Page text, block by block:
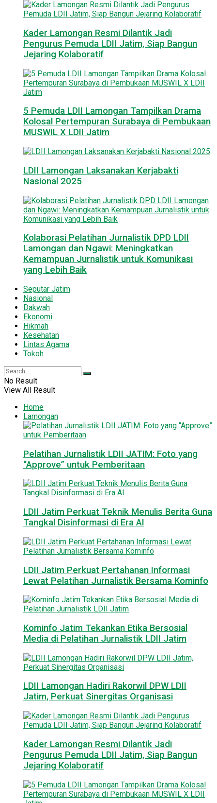
Kader Lamongan Resmi Dilantik Jadi
Pengurus Pemuda LDII Jatim, Siap Bangun
Jejaring Kolaboratif
5 Pemuda LDII Lamongan Tampilkan Drama
Kolosal Pertempuran Surabaya di Pembukaan
MUSWIL X LDII Jatim
LDII Lamongan Laksanakan Kerjabakti
Nasional 2025
Kolaborasi Pelatihan Jurnalistik DPD LDII
Lamongan dan Ngawi: Meningkatkan
Kemampuan Jurnalistik untuk Komunikasi
yang Lebih Baik
Seputar Jatim
Nasional
Dakwah
Ekonomi
Hikmah
Kesehatan
Lintas Agama
Tokoh
No Result
View All Result
Home
Lamongan
Pelatihan Jurnalistik LDII JATIM: Foto yang
“Approve” untuk Pemberitaan
LDII Jatim Perkuat Teknik Menulis Berita Guna
Tangkal Disinformasi di Era AI
LDII Jatim Perkuat Pertahanan Informasi
Lewat Pelatihan Jurnalistik Bersama Kominfo
Kominfo Jatim Tekankan Etika Bersosial
Media di Pelatihan Jurnalistik LDII Jatim
LDII Lamongan Hadiri Rakorwil DPW LDII
Jatim, Perkuat Sinergitas Organisasi
Kader Lamongan Resmi Dilantik Jadi
Pengurus Pemuda LDII Jatim, Siap Bangun
Jejaring Kolaboratif